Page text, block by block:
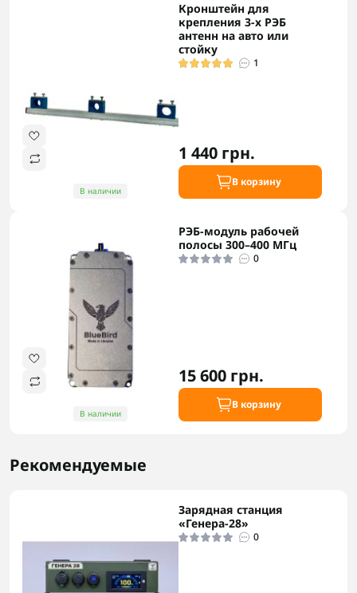
В наличии
Кронштейн для
крепления 3-х РЭБ
антенн на авто или
стойку
1
1 440 грн.
В корзину
В наличии
РЭБ-модуль рабочей
полосы 300–400 МГц
0
15 600 грн.
В корзину
Рекомендуемые
Зарядная станция
«Генера-28»
0